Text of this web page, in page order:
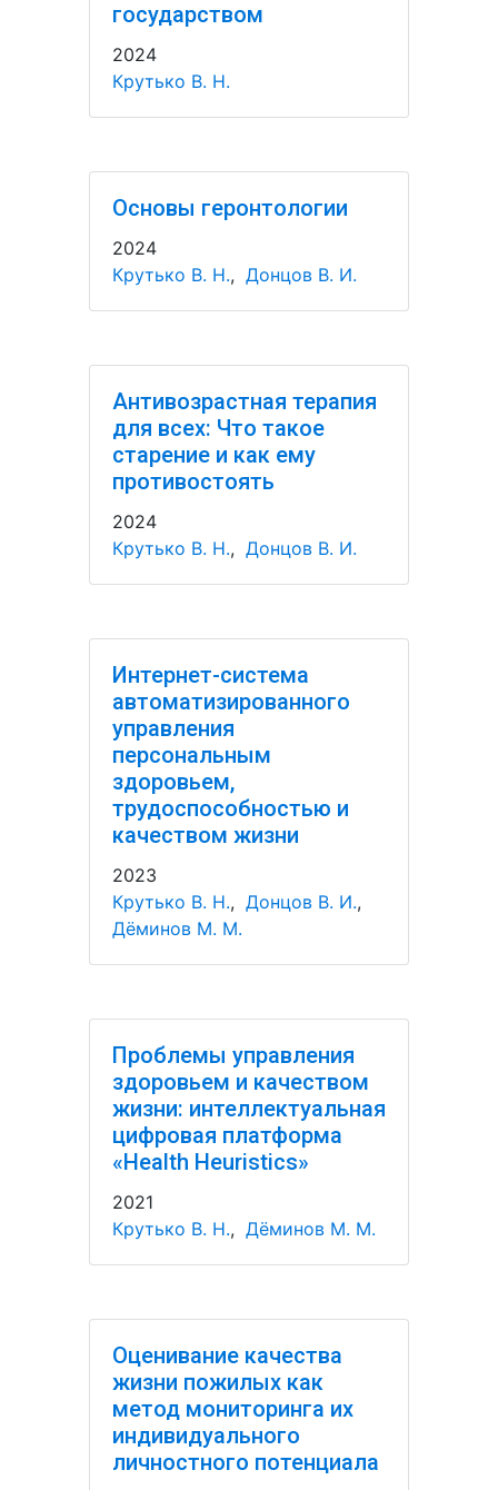
государством
2024
Крутько В. Н.
Основы геронтологии
2024
Крутько В. Н., Донцов В. И.
Антивозрастная терапия
для всех: Что такое
старение и как ему
противостоять
2024
Крутько В. Н., Донцов В. И.
Интернет-система
автоматизированного
управления
персональным
здоровьем,
трудоспособностью и
качеством жизни
2023
Крутько В. Н., Донцов В. И.,
Дёминов М. М.
Проблемы управления
здоровьем и качеством
жизни: интеллектуальная
цифровая платформа
«Health Heuristics»
2021
Крутько В. Н., Дёминов М. М.
Оценивание качества
жизни пожилых как
метод мониторинга их
индивидуального
личностного потенциала